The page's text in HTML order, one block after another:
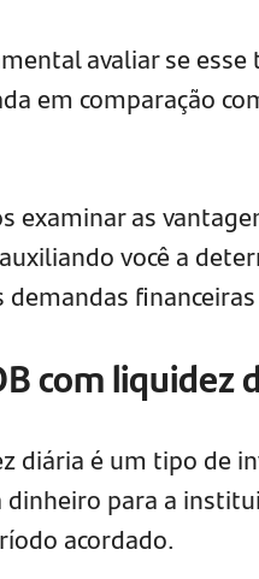
avaliar se
em comparação
examinar as
você a
demandas
com liquidez
diária é um tipo de
para a
acordado.